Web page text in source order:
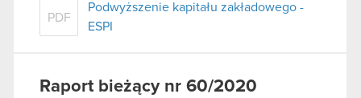
PDF
Podwyższenie kapitału zakładowego -
ESPI
Raport bieżący nr 60/2020